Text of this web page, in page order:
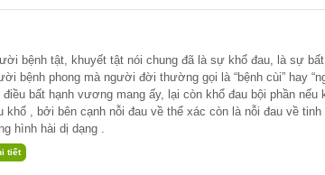
bệnh tật, khuyết tật nói chung đã là sự khổ đau, là sự
bệnh phong mà người đời thường gọi là “bệnh cùi” hay
điều bất hạnh vương mang ấy, lại còn khổ đau bội phần
khổ , bởi bên cạnh nỗi đau về thể xác còn là nỗi đau về
hình hài dị dạng .